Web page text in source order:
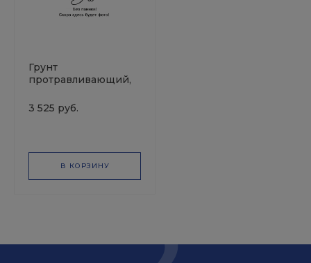
Грунт
протравливающий,
Polaron
3 525 руб.
В КОРЗИНУ